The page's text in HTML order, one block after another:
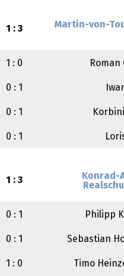
1 : 3
Martin-von-
1 : 0 Roman
0 : 1
0 : 1
0 : 1
1 : 3
Konrad-
0 : 1 Philipp
0 : 1 Sebastian
1 : 0 Timo